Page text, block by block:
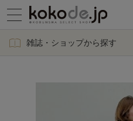
雑誌・ショップから探す